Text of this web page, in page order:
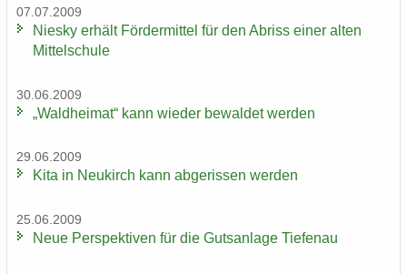
07.07.2009
Nies­ky er­hält För­der­mit­tel für den Ab­riss einer alten
Mit­tel­schu­le
30.06.2009
„Wald­hei­mat“ kann wie­der be­wal­det wer­den
29.06.2009
Kita in Neu­kirch kann ab­ge­ris­sen wer­den
25.06.2009
Neue Per­spek­ti­ven für die Guts­an­la­ge Tie­fen­au